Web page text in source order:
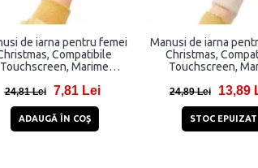
Manusi de iarna pentru femei
Christmas, Compatibile
Touchscreen, Marime
24,81 Lei 7,81 Lei
ADAUGĂ ÎN COŞ
Manusi de iarna
Christmas,
Touchscreen,
24,89 Lei
STOC